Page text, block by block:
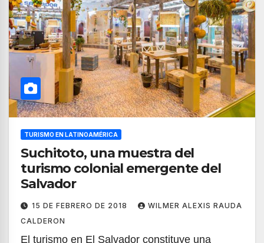
TURISMO EN LATINOAMÉRICA
Suchitoto, una muestra del
turismo colonial emergente del
Salvador
15 DE FEBRERO DE 2018
WILMER ALEXIS RAUDA
CALDERON
El turismo en El Salvador constituye una